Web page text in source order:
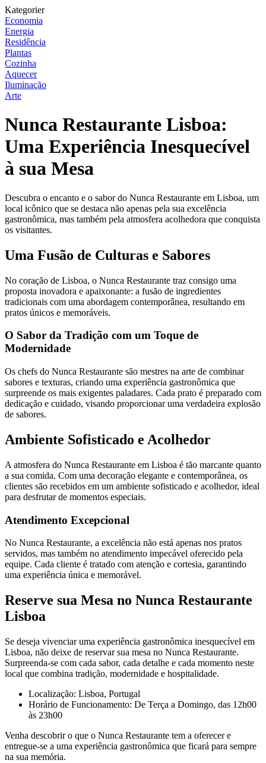
Kategorier
Economia
Energia
Residência
Plantas
Cozinha
Aquecer
Iluminação
Arte
Nunca Restaurante Lisboa:
Uma Experiência Inesquecível
à sua Mesa
Descubra o encanto e o sabor do Nunca Restaurante em Lisboa, um
local icônico que se destaca não apenas pela sua excelência
gastronômica, mas também pela atmosfera acolhedora que conquista
os visitantes.
Uma Fusão de Culturas e Sabores
No coração de Lisboa, o Nunca Restaurante traz consigo uma
proposta inovadora e apaixonante: a fusão de ingredientes
tradicionais com uma abordagem contemporânea, resultando em
pratos únicos e memoráveis.
O Sabor da Tradição com um Toque de
Modernidade
Os chefs do Nunca Restaurante são mestres na arte de combinar
sabores e texturas, criando uma experiência gastronômica que
surpreende os mais exigentes paladares. Cada prato é preparado com
dedicação e cuidado, visando proporcionar uma verdadeira explosão
de sabores.
Ambiente Sofisticado e Acolhedor
A atmosfera do Nunca Restaurante em Lisboa é tão marcante quanto
a sua comida. Com uma decoração elegante e contemporânea, os
clientes são recebidos em um ambiente sofisticado e acolhedor, ideal
para desfrutar de momentos especiais.
Atendimento Excepcional
No Nunca Restaurante, a excelência não está apenas nos pratos
servidos, mas também no atendimento impecável oferecido pela
equipe. Cada cliente é tratado com atenção e cortesia, garantindo
uma experiência única e memorável.
Reserve sua Mesa no Nunca Restaurante
Lisboa
Se deseja vivenciar uma experiência gastronômica inesquecível em
Lisboa, não deixe de reservar sua mesa no Nunca Restaurante.
Surpreenda-se com cada sabor, cada detalhe e cada momento neste
local que combina tradição, modernidade e hospitalidade.
Localização: Lisboa, Portugal
Horário de Funcionamento: De Terça a Domingo, das 12h00
às 23h00
Venha descobrir o que o Nunca Restaurante tem a oferecer e
entregue-se a uma experiência gastronômica que ficará para sempre
na sua memória.